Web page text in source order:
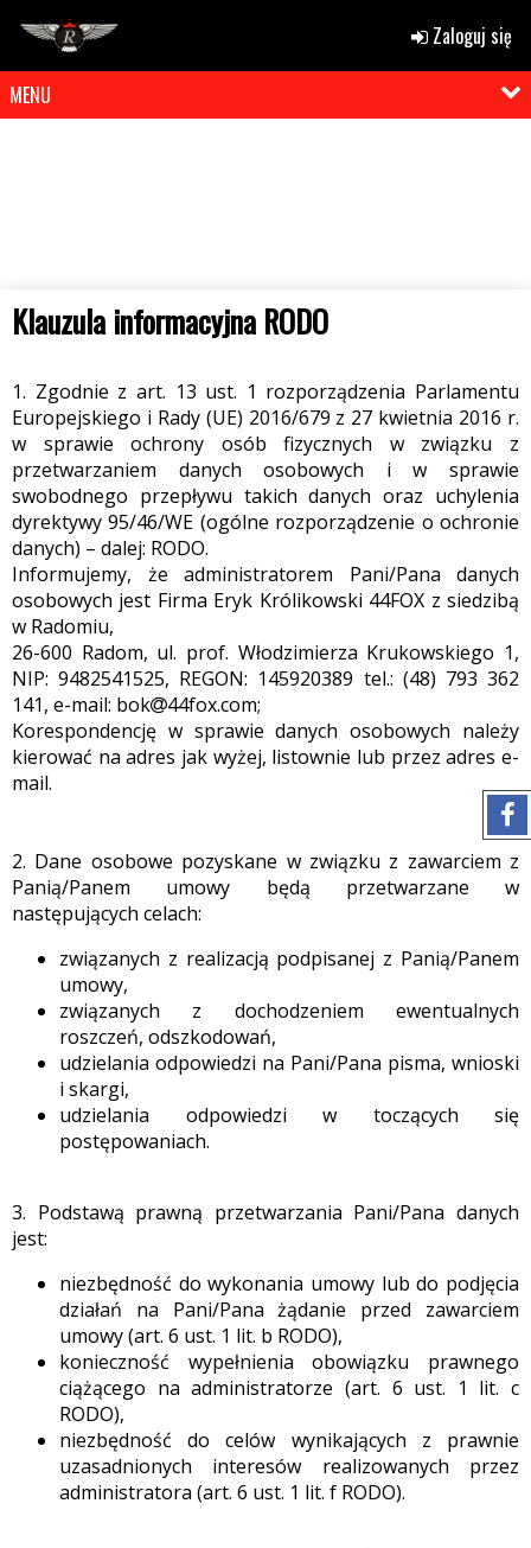
Zaloguj się
MENU
Klauzula informacyjna RODO
1. Zgodnie z art. 13 ust. 1 rozporządzenia Parlamentu
Europejskiego i Rady (UE) 2016/679 z 27 kwietnia 2016 r.
w sprawie ochrony osób fizycznych w związku z
przetwarzaniem danych osobowych i w sprawie
swobodnego przepływu takich danych oraz uchylenia
dyrektywy 95/46/WE (ogólne rozporządzenie o ochronie
danych) – dalej: RODO.
Informujemy, że administratorem Pani/Pana danych
osobowych jest Firma Eryk Królikowski 44FOX z siedzibą
w Radomiu,
26-600 Radom, ul. prof. Włodzimierza Krukowskiego 1,
NIP: 9482541525, REGON: 145920389 tel.: (48) 793 362
141, e-mail: bok
44fox.com;
Korespondencję w sprawie danych osobowych należy
kierować na adres jak wyżej, listownie lub przez adres e-
mail.
2. Dane osobowe pozyskane w związku z zawarciem z
Panią/Panem umowy będą przetwarzane w
następujących celach:
związanych z realizacją podpisanej z Panią/Panem
umowy,
związanych z dochodzeniem ewentualnych
roszczeń, odszkodowań,
udzielania odpowiedzi na Pani/Pana pisma, wnioski
i skargi,
udzielania odpowiedzi w toczących się
postępowaniach.
3. Podstawą prawną przetwarzania Pani/Pana danych
jest:
niezbędność do wykonania umowy lub do podjęcia
działań na Pani/Pana żądanie przed zawarciem
umowy (art. 6 ust. 1 lit. b RODO),
konieczność wypełnienia obowiązku prawnego
ciążącego na administratorze (art. 6 ust. 1 lit. c
RODO),
niezbędność do celów wynikających z prawnie
uzasadnionych interesów realizowanych przez
administratora (art. 6 ust. 1 lit. f RODO).